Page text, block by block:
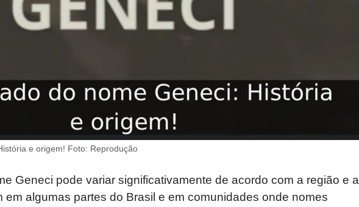
e origem! Foto: Reprodução
Geneci pode variar significativamente de acordo com a região e a
em algumas partes do Brasil e em comunidades onde nomes